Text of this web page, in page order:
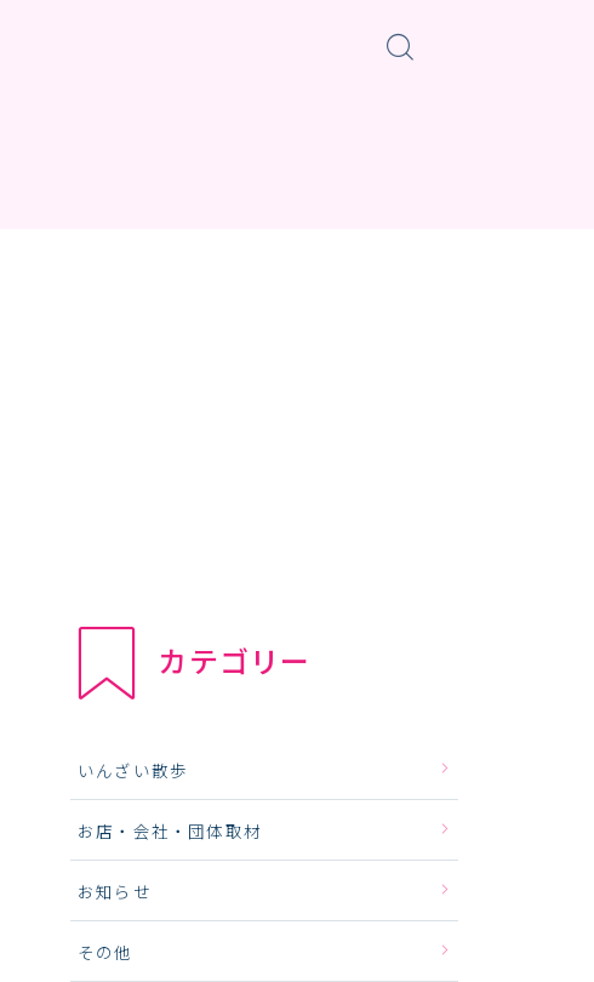
カテゴリー
いんざい散歩
お店・会社・団体取材
お知らせ
その他